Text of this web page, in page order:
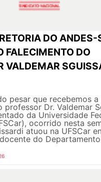
DO ANDES-
FALECIMENTO DO
VALDEMAR
pesar que recebemos
professor Dr. Valdemar
da Universidade
ocorrido nesta
atuou na UFSCar
do